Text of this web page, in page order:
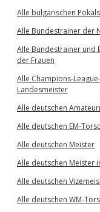
Alle bulgarischen
Alle Bundestrainer der
Alle Bundestrainer und
der Frauen
Alle Champions-
Landesmeister
Alle deutschen
Alle deutschen EM-
Alle deutschen Meister
Alle deutschen Meister
Alle deutschen
Alle deutschen WM-